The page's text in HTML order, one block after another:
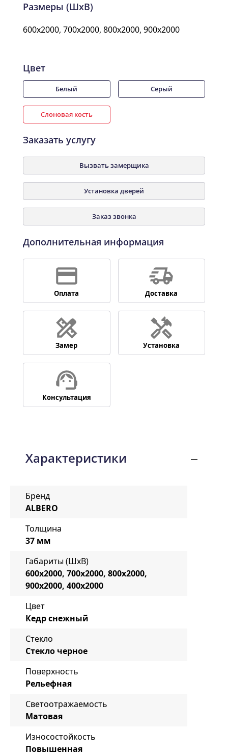
Размеры (ШxВ)
600x2000, 700x2000, 800x2000, 900x2000
Цвет
Белый Серый
Слоновая кость
Заказать услугу
Вызвать замерщика
Установка дверей
Заказ звонка
Дополнительная информация
Оплата Доставка
Замер Установка
Консультация
Характеристики
Бренд
ALBERO
Толщина
37 мм
Габариты (ШxВ)
600x2000, 700x2000, 800x2000,
900x2000, 400x2000
Цвет
Кедр снежный
Стекло
Стекло черное
Поверхность
Рельефная
Светоотражаемость
Матовая
Износостойкость
Повышенная